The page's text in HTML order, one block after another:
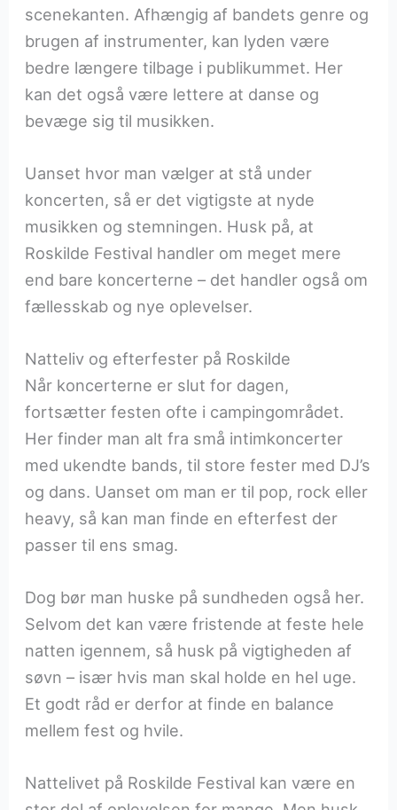
scenekanten. Afhængig af bandets genre og
brugen af instrumenter, kan lyden være
bedre længere tilbage i publikummet. Her
kan det også være lettere at danse og
bevæge sig til musikken.
Uanset hvor man vælger at stå under
koncerten, så er det vigtigste at nyde
musikken og stemningen. Husk på, at
Roskilde Festival handler om meget mere
end bare koncerterne – det handler også om
fællesskab og nye oplevelser.
Natteliv og efterfester på Roskilde
Når koncerterne er slut for dagen,
fortsætter festen ofte i campingområdet.
Her finder man alt fra små intimkoncerter
med ukendte bands, til store fester med DJ’s
og dans. Uanset om man er til pop, rock eller
heavy, så kan man finde en efterfest der
passer til ens smag.
Dog bør man huske på sundheden også her.
Selvom det kan være fristende at feste hele
natten igennem, så husk på vigtigheden af
søvn – især hvis man skal holde en hel uge.
Et godt råd er derfor at finde en balance
mellem fest og hvile.
Nattelivet på Roskilde Festival kan være en